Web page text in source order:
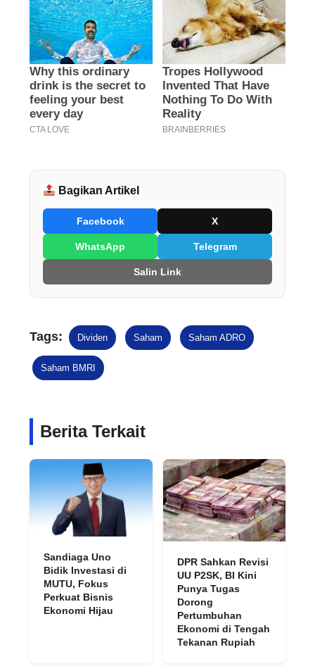
Bagikan Artikel
Facebook X
WhatsApp Telegram
Salin Link
Tags: Dividen Saham Saham ADRO
Saham BMRI
Berita Terkait
Sandiaga Uno
Bidik Investasi di
MUTU, Fokus
Perkuat Bisnis
Ekonomi Hijau
DPR Sahkan Revisi
UU P2SK, BI Kini
Punya Tugas
Dorong
Pertumbuhan
Ekonomi di Tengah
Tekanan Rupiah